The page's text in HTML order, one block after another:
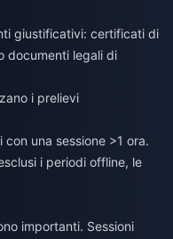
giustificativi: certificati di
documenti legali di
i prelievi
una sessione >1 ora.
i periodi offline, le
importanti. Sessioni